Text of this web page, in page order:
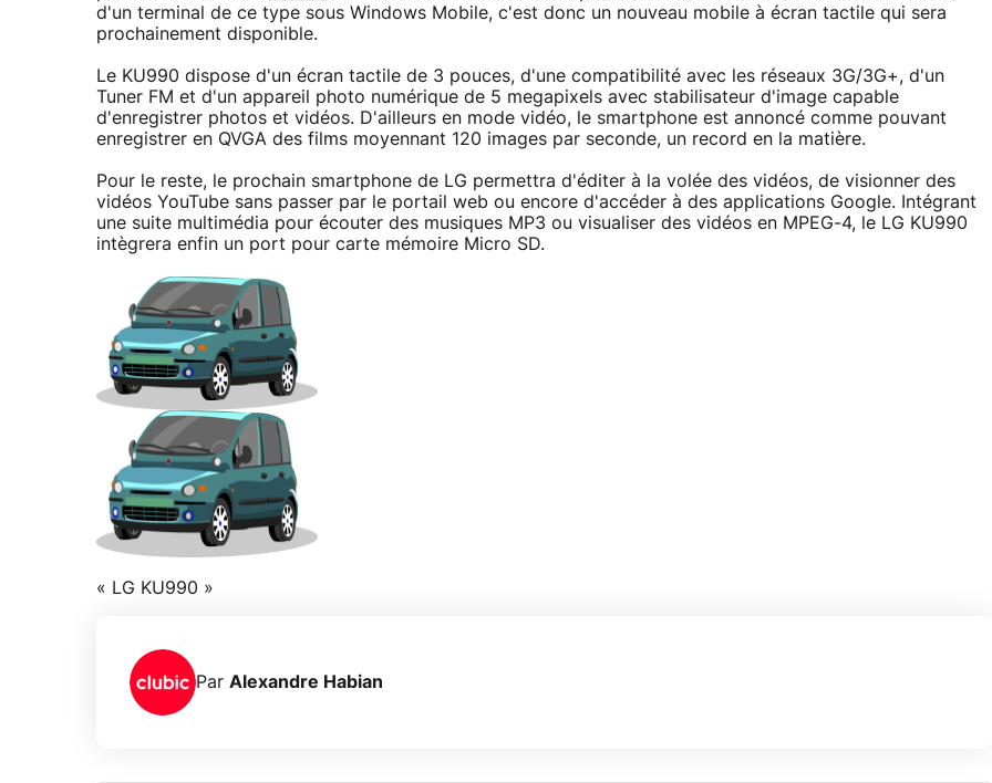
d'un terminal de ce type sous Windows Mobile, c'est donc un nouveau mobile à écran tactile qui sera
prochainement disponible.
Le KU990 dispose d'un écran tactile de 3 pouces, d'une compatibilité avec les réseaux 3G/3G+, d'un
Tuner FM et d'un appareil photo numérique de 5 megapixels avec stabilisateur d'image capable
d'enregistrer photos et vidéos. D'ailleurs en mode vidéo, le smartphone est annoncé comme pouvant
enregistrer en QVGA des films moyennant 120 images par seconde, un record en la matière.
Pour le reste, le prochain smartphone de LG permettra d'éditer à la volée des vidéos, de visionner des
vidéos YouTube sans passer par le portail web ou encore d'accéder à des applications Google. Intégrant
une suite multimédia pour écouter des musiques MP3 ou visualiser des vidéos en MPEG-4, le LG KU990
intègrera enfin un port pour carte mémoire Micro SD.
« LG KU990 »
Par Alexandre Habian